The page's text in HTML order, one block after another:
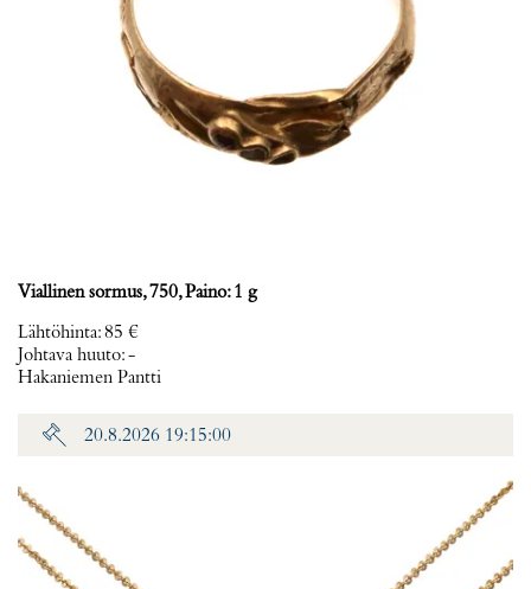
Viallinen sormus, 750, Paino: 1 g
Lähtöhinta:85 €
Johtava huuto:-
Hakaniemen Pantti
20.8.2026 19:15:00